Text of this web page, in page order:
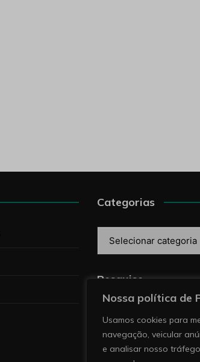
Nossa política de
Usamos cookies para
navegação, veicular
e analisar nosso
Categorias
Pesquise